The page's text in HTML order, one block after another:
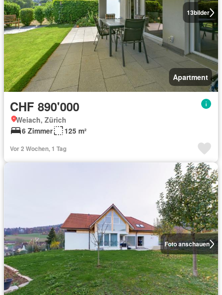
13bilder
Apartment
CHF 890'000
Weiach, Zürich
6 Zimmer
125 m²
Vor 2 Wochen, 1 Tag
Foto anschauen